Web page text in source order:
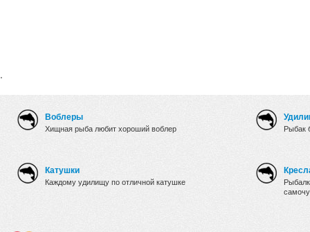
.
Воблеры
Хищная рыба любит хороший воблер
Катушки
Каждому удилищу по отличной катушке
Рыбак